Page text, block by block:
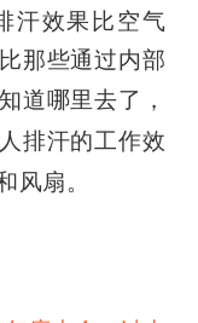
汗效果比空气
那些通过内部
道哪里去了，
排汗的工作效
风扇。